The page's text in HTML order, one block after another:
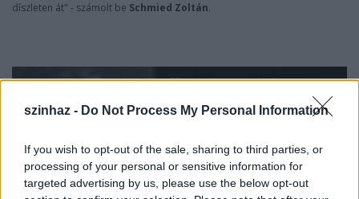
szinhaz - Do Not Process My Personal Information
If you wish to opt-out of the sale, sharing to third parties, or
processing of your personal or sensitive information for
targeted advertising by us, please use the below opt-out
díszleten át" - számolt be Schmied Zoltán.